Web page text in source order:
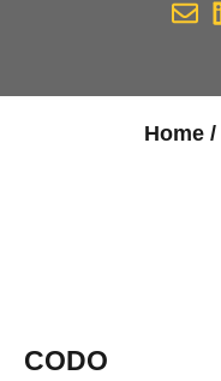
Home /
CODO